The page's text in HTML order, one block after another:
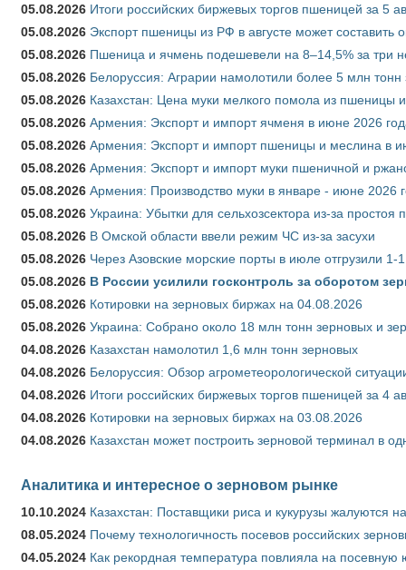
05.08.2026 Итоги российских биржевых торгов пшеницей за 5
05.08.2026 Экспорт пшеницы из РФ в августе может составить
05.08.2026 Пшеница и ячмень подешевели на 8–14,5% за три
05.08.2026 Белоруссия: Аграрии намолотили более 5 млн тонн
05.08.2026 Казахстан: Цена муки мелкого помола из пшеницы
05.08.2026 Армения: Экспорт и импорт ячменя в июне 2026
05.08.2026 Армения: Экспорт и импорт пшеницы и меслина в
05.08.2026 Армения: Экспорт и импорт муки пшеничной и
05.08.2026 Армения: Производство муки в январе - июне 2026
05.08.2026 Украина: Убытки для сельхозсектора из-за простоя
05.08.2026 В Омской области ввели режим ЧС из-за засухи
05.08.2026 Через Азовские морские порты в июле отгрузили
05.08.2026 В России усилили госконтроль за оборотом
05.08.2026 Котировки на зерновых биржах на 04.08.2026
05.08.2026 Украина: Собрано около 18 млн тонн зерновых и
04.08.2026 Казахстан намолотил 1,6 млн тонн зерновых
04.08.2026 Белоруссия: Обзор агрометеорологической
04.08.2026 Итоги российских биржевых торгов пшеницей за 4
04.08.2026 Котировки на зерновых биржах на 03.08.2026
04.08.2026 Казахстан может построить зерновой терминал в
Аналитика и интересное о зерновом рынке
10.10.2024 Казахстан: Поставщики риса и кукурузы жалуются
08.05.2024 Почему технологичность посевов российских
04.05.2024 Как рекордная температура повлияла на